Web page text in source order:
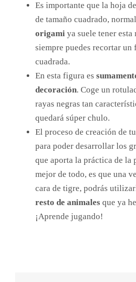
Es importante que la hoja
de tamaño cuadrado,
origami ya suele tener esta
siempre puedes recortar
cuadrada.
En esta figura es
decoración. Coge un
rayas negras tan
quedará súper chulo.
El proceso de creación de
para poder desarrollar los
que aporta la práctica de
mejor de todo, es que una
cara de tigre, podrás
resto de animales que ya
¡Aprende jugando!